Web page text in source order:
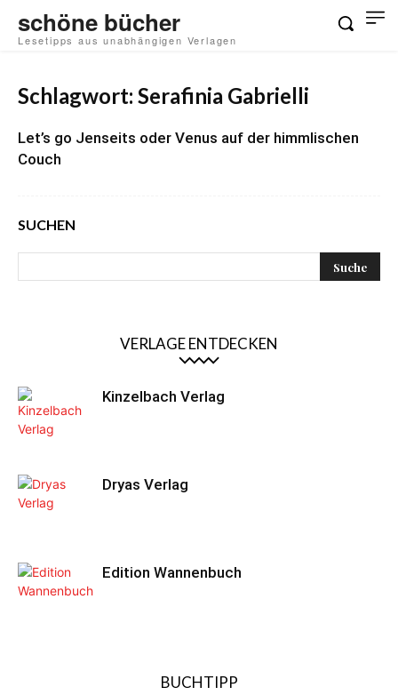
schöne bücher
Lesetipps aus unabhängigen Verlagen
Schlagwort: Serafinia Gabrielli
Let’s go Jenseits oder Venus auf der himmlischen
Couch
SUCHEN
VERLAGE ENTDECKEN
Kinzelbach Verlag
Dryas Verlag
Edition Wannenbuch
BUCHTIPP